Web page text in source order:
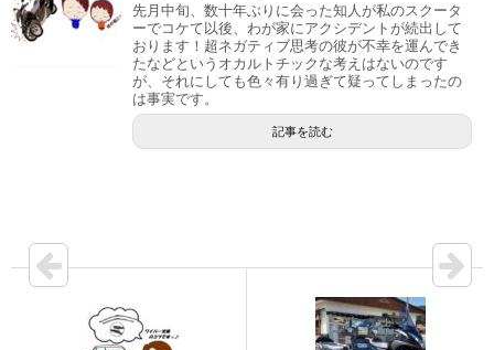
先月中旬、数十年ぶりに会った知人が私のスクータ
ーでコケて以後、わが家にアクシデントが続出して
おります！超ネガティブ思考の彼が不幸を運んでき
たなどというオカルトチックな考えはないのです
が、それにしても色々有り過ぎて疑ってしまったの
は事実です。
記事を読む